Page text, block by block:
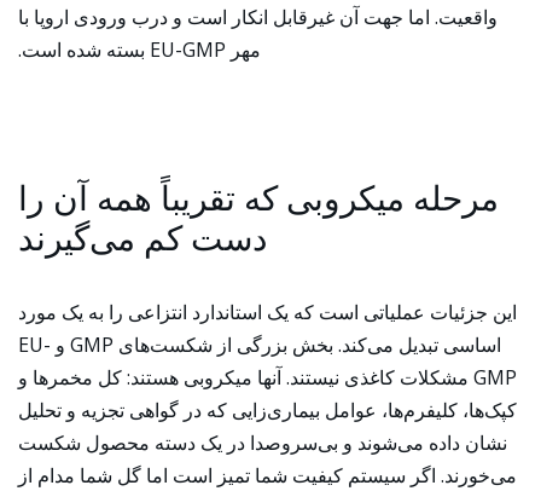
واقعیت. اما جهت آن غیرقابل انکار است و درب ورودی اروپا با
مهر EU-GMP بسته شده است.
مرحله میکروبی که تقریباً همه آن را
دست کم می‌گیرند
این جزئیات عملیاتی است که یک استاندارد انتزاعی را به یک مورد
اساسی تبدیل می‌کند. بخش بزرگی از شکست‌های GMP و EU-
GMP مشکلات کاغذی نیستند. آنها میکروبی هستند: کل مخمرها و
کپک‌ها، کلیفرم‌ها، عوامل بیماری‌زایی که در گواهی تجزیه و تحلیل
نشان داده می‌شوند و بی‌سروصدا در یک دسته محصول شکست
می‌خورند. اگر سیستم کیفیت شما تمیز است اما گل شما مدام از